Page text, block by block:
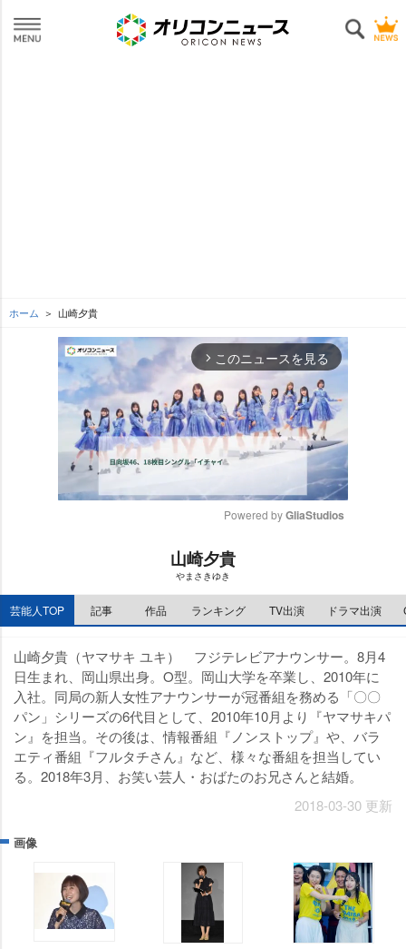
ホーム 山崎夕貴
arrow_forward_ios このニュースを見る
e
Powered by GliaStudios
山崎夕貴
まさきゆき
芸能人TOP 記事 作品 ランキング TV出演 ドラマ出演
山崎夕貴（ヤマサキ ユキ） フジテレビアナウンサー。8月4
日生まれ、岡山県出身。O型。岡山大学を卒業し、2010年に
入社。同局の新人女性アナウンサーが冠番組を務める「〇〇
パン」シリーズの6代目として、2010年10月より『ヤマサキパ
ン』を担当。その後は、情報番組『ノンストップ』や、バラ
エティ番組『フルタチさん』など、様々な番組を担当してい
る。2018年3月、お笑い芸人・おばたのお兄さんと結婚。
2018-03-30 更新
画像